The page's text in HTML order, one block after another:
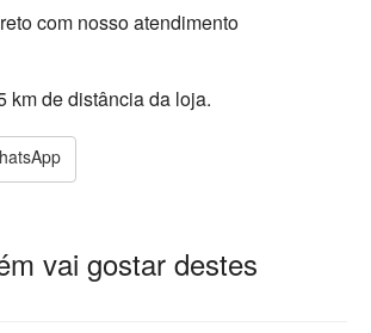
com nosso atendimento
km de distância da loja.
vai gostar destes